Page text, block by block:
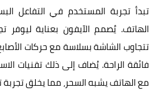
تبدأ تجربة المستخدم في التفاعل
الهاتف. يُصمم الآيفون بعناية ليوفر
تتجاوب الشاشة بسلاسة مع حركات
فائقة الراحة. يُضاف إلى ذلك تقنيات
مع الهاتف يشبه السحر، مما يخلق تجربة